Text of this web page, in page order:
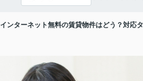
インターネット無料の賃貸物件はどう？対応